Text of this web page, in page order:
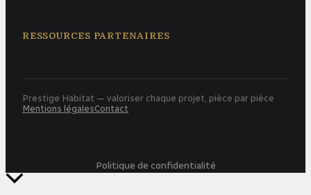
RESSOURCES PARTENAIRES
Prestige Habitat — valoriser chaque projet, pièce par pièce
Mentions légalesContact
Politique de confidentialité